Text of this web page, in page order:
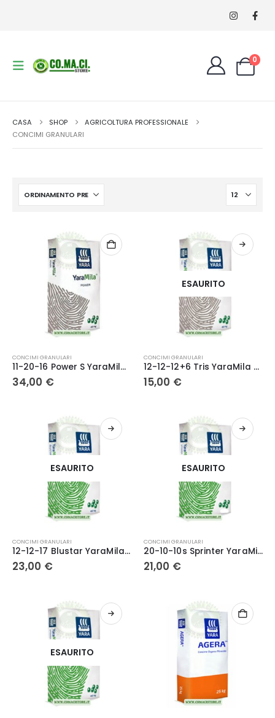
0
CASA SHOP
AGRICOLTURA PROFESSIONALE
CONCIMI GRANULARI
CONCIMI GRANULARI
11-20-16 Power S YaraMila kg. 40 – Yara
34,00 €
ESAURITO
CONCIMI GRANULARI
12-12-12+6 Tris YaraMila kg. 25- Yara
15,00 €
ESAURITO
CONCIMI GRANULARI
12-12-17 Blustar YaraMila kg. 25- Yara
23,00 €
ESAURITO
CONCIMI GRANULARI
20-10-10s Sprinter YaraMila – Yara kg. 25
21,00 €
ESAURITO